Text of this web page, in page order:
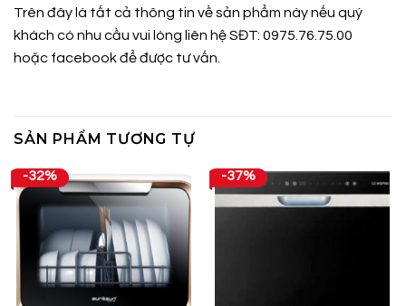
Trên đây là tất cả thông tin về sản phẩm này nếu quý
khách có nhu cầu vui lòng liên hệ SĐT: 0975.76.75.00
hoặc facebookđể được tư vấn.
SẢN PHẨM TƯƠNG TỰ
-32% -37%